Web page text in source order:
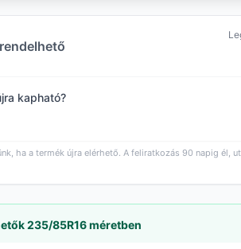
kapható?
ha a termék újra elérhető. A feliratkozás 90 napig él,
235/85R16 méretben